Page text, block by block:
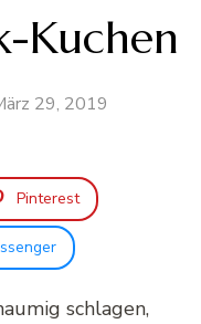
Kuchen
29, 2019
Pinterest
schlagen,